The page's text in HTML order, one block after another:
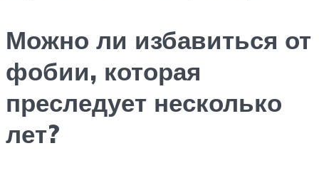
Можно ли избавиться от
фобии, которая
преследует несколько
лет?